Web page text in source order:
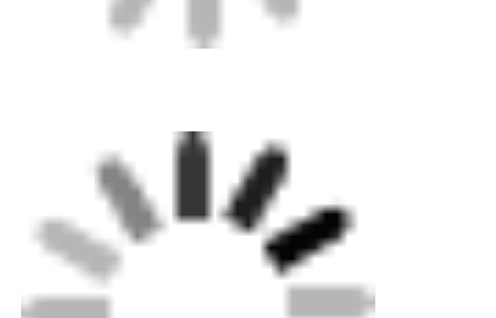
Maschine zum Schweißen von Rohrrücken
Elektrofusionsbefestigungen
Ausrüstung für Spitzen